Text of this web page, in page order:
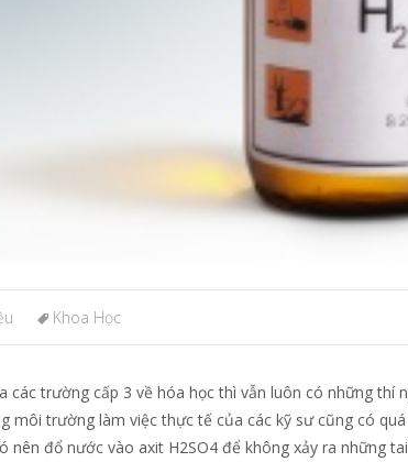
Khoa Học
các trường cấp 3 về hóa học thì vẫn luôn có những thí
môi trường làm việc thực tế của các kỹ sư cũng có
nên đổ nước vào axit H2SO4 để không xảy ra những